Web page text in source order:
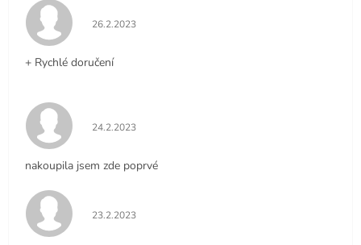
Hodnocení obchodu je 5 z 5 hvězdiček.
26.2.2023
+ Rychlé doručení
Hodnocení obchodu je 5 z 5 hvězdiček.
24.2.2023
nakoupila jsem zde poprvé
Hodnocení obchodu je 5 z 5 hvězdiček.
23.2.2023